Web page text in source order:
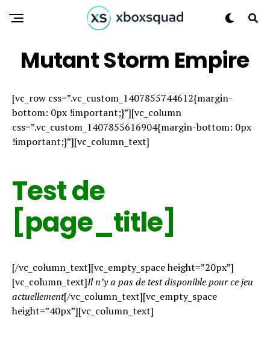
Mutant Storm Empire
[vc_row css=”.vc_custom_1407855744612{margin-
bottom: 0px !important;}”][vc_column
css=”.vc_custom_1407855616904{margin-bottom: 0px
!important;}”][vc_column_text]
Test de
[page_title]
[/vc_column_text][vc_empty_space height=”20px”]
[vc_column_text]Il n’y a pas de test disponible pour ce jeu
actuellement[/vc_column_text][vc_empty_space
height=”40px”][vc_column_text]